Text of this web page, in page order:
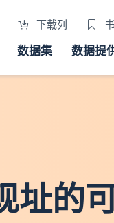
下载列
数据集 数据提
址的